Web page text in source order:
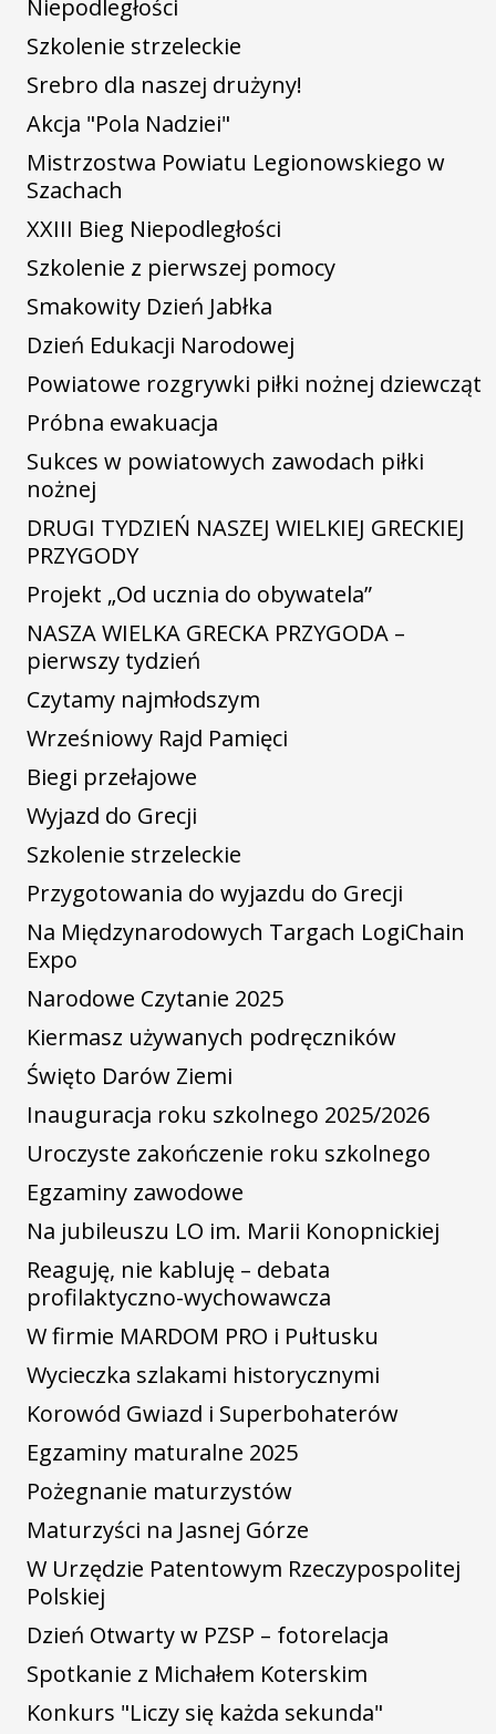
Niepodległości
Szkolenie strzeleckie
Srebro dla naszej drużyny!
Akcja "Pola Nadziei"
Mistrzostwa Powiatu Legionowskiego w
Szachach
XXIII Bieg Niepodległości
Szkolenie z pierwszej pomocy
Smakowity Dzień Jabłka
Dzień Edukacji Narodowej
Powiatowe rozgrywki piłki nożnej dziewcząt
Próbna ewakuacja
Sukces w powiatowych zawodach piłki
nożnej
DRUGI TYDZIEŃ NASZEJ WIELKIEJ GRECKIEJ
PRZYGODY
Projekt „Od ucznia do obywatela”
NASZA WIELKA GRECKA PRZYGODA –
pierwszy tydzień
Czytamy najmłodszym
Wrześniowy Rajd Pamięci
Biegi przełajowe
Wyjazd do Grecji
Szkolenie strzeleckie
Przygotowania do wyjazdu do Grecji
Na Międzynarodowych Targach LogiChain
Expo
Narodowe Czytanie 2025
Kiermasz używanych podręczników
Święto Darów Ziemi
Inauguracja roku szkolnego 2025/2026
Uroczyste zakończenie roku szkolnego
Egzaminy zawodowe
Na jubileuszu LO im. Marii Konopnickiej
Reaguję, nie kabluję – debata
profilaktyczno-wychowawcza
W firmie MARDOM PRO i Pułtusku
Wycieczka szlakami historycznymi
Korowód Gwiazd i Superbohaterów
Egzaminy maturalne 2025
Pożegnanie maturzystów
Maturzyści na Jasnej Górze
W Urzędzie Patentowym Rzeczypospolitej
Polskiej
Dzień Otwarty w PZSP – fotorelacja
Spotkanie z Michałem Koterskim
Konkurs "Liczy się każda sekunda"